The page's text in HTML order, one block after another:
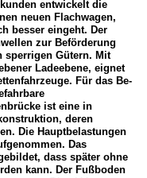
entwickelt die
neuen Flachwagen,
besser eingeht. Der
zur Beförderung
sperrigen Gütern. Mit
Ladeebene, eignet
Für das Be-
ist eine in
deren
Die Hauptbelastungen
Das
dass später ohne
kann. Der Fußboden